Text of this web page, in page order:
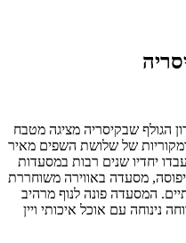
הגולף שבקיסריה מציגה מטבח
של שלושת השפים מאיר
יחדיו שנים רבות במסעדות
מסעדה באווירה משוחררת
המסעדה פונה לנוף מרהיב
נינוחה עם אוכל איכותי ויין